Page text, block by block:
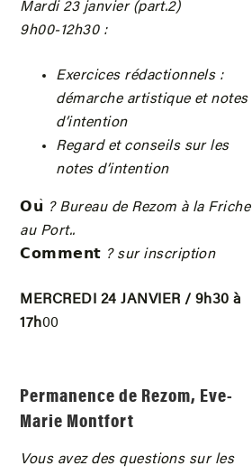
Mardi 23 janvier (part.2)
9h00-12h30 :
Exercices rédactionnels :
démarche artistique et notes
d’intention
Regard et conseils sur les
notes d’intention
𝗢𝘂 ̀ ? Bureau de Rezom à la Friche
au Port..
𝗖𝗼𝗺𝗺𝗲𝗻𝘁 ? sur inscription
MERCREDI 24 JANVIER / 9h30 à
17h00
Permanence de Rezom, Eve-
Marie Montfort
Vous avez des questions sur les